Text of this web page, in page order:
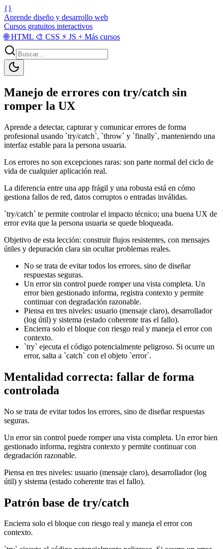
{}
Aprende diseño y desarrollo web
Cursos gratuitos interactivos
🌐HTML 🎨 CSS ⚡ JS + Más cursos
Manejo de errores con try/catch sin
romper la UX
Aprende a detectar, capturar y comunicar errores de forma
profesional usando `try/catch`, `throw` y `finally`, manteniendo una
interfaz estable para la persona usuaria.
Los errores no son excepciones raras: son parte normal del ciclo de
vida de cualquier aplicación real.
La diferencia entre una app frágil y una robusta está en cómo
gestiona fallos de red, datos corruptos o entradas inválidas.
`try/catch` te permite controlar el impacto técnico; una buena UX de
error evita que la persona usuaria se quede bloqueada.
Objetivo de esta lección: construir flujos resistentes, con mensajes
útiles y depuración clara sin ocultar problemas reales.
No se trata de evitar todos los errores, sino de diseñar
respuestas seguras.
Un error sin control puede romper una vista completa. Un
error bien gestionado informa, registra contexto y permite
continuar con degradación razonable.
Piensa en tres niveles: usuario (mensaje claro), desarrollador
(log útil) y sistema (estado coherente tras el fallo).
Encierra solo el bloque con riesgo real y maneja el error con
contexto.
`try` ejecuta el código potencialmente peligroso. Si ocurre un
error, salta a `catch` con el objeto `error`.
Mentalidad correcta: fallar de forma
controlada
No se trata de evitar todos los errores, sino de diseñar respuestas
seguras.
Un error sin control puede romper una vista completa. Un error bien
gestionado informa, registra contexto y permite continuar con
degradación razonable.
Piensa en tres niveles: usuario (mensaje claro), desarrollador (log
útil) y sistema (estado coherente tras el fallo).
Patrón base de try/catch
Encierra solo el bloque con riesgo real y maneja el error con
contexto.